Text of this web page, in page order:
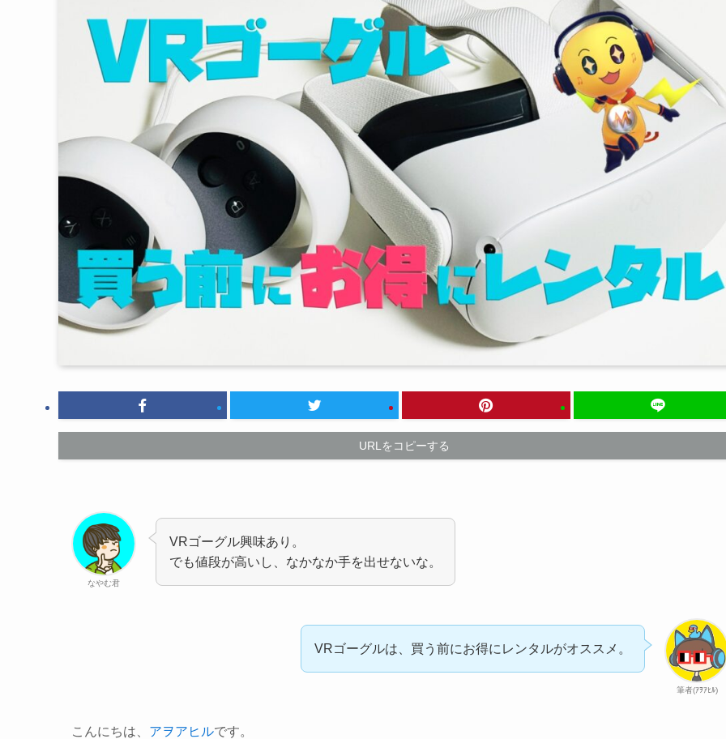
URLをコピーする
なやむ君
VRゴーグル興味あり。
でも値段が高いし、なかなか手を出せないな。
筆者(ｱｦｱﾋﾙ)
VRゴーグルは、買う前にお得にレンタルがオススメ。
こんにちは、 アヲアヒルです。